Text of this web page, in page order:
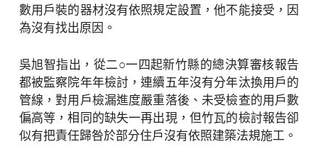
數用戶裝的器材沒有依照規定設置，他不能接受，因
為沒有找出原因。
吳旭智指出，從二○一四起新竹縣的總決算審核報告
都被監察院年年檢討，連續五年沒有分年汰換用戶的
管線，對用戶檢漏進度嚴重落後、未受檢查的用戶數
偏高等，相同的缺失一再出現，但竹瓦的檢討報告卻
似有把責任歸咎於部分住戶沒有依照建築法規施工。